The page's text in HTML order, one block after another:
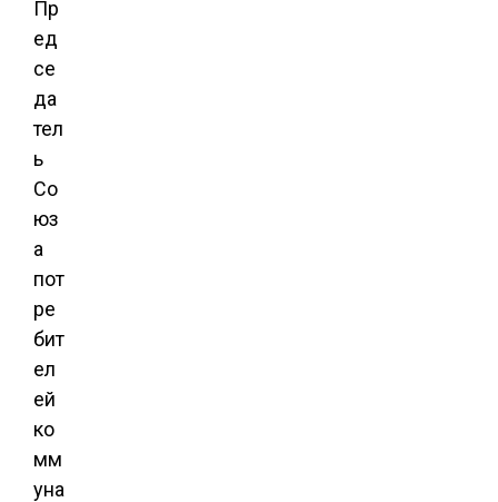
Пр
ед
се
да
тел
ь
Со
юз
а
пот
ре
бит
ел
ей
ко
мм
уна